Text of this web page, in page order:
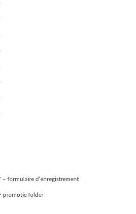
formulaire d’enregistrement
promotie folder